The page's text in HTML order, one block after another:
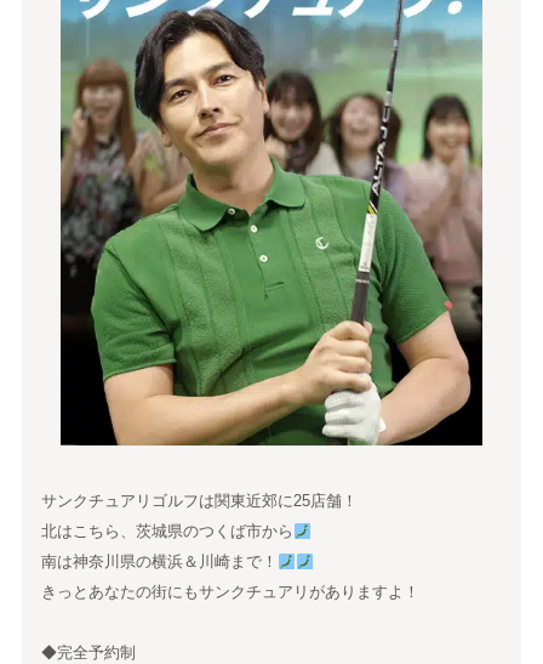
サンクチュアリゴルフは関東近郊に25店舗！
北はこちら、茨城県のつくば市から
南は神奈川県の横浜＆川崎まで！
きっとあなたの街にもサンクチュアリがありますよ！
◆完全予約制